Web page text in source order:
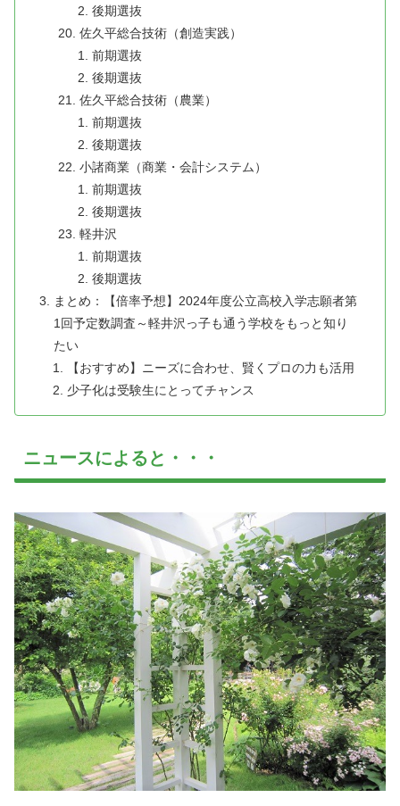
後期選抜
佐久平総合技術（創造実践）
前期選抜
後期選抜
佐久平総合技術（農業）
前期選抜
後期選抜
小諸商業（商業・会計システム）
前期選抜
後期選抜
軽井沢
前期選抜
後期選抜
まとめ：【倍率予想】2024年度公立高校入学志願者第
1回予定数調査～軽井沢っ子も通う学校をもっと知り
たい
【おすすめ】ニーズに合わせ、賢くプロの力も活用
少子化は受験生にとってチャンス
ニュースによると・・・